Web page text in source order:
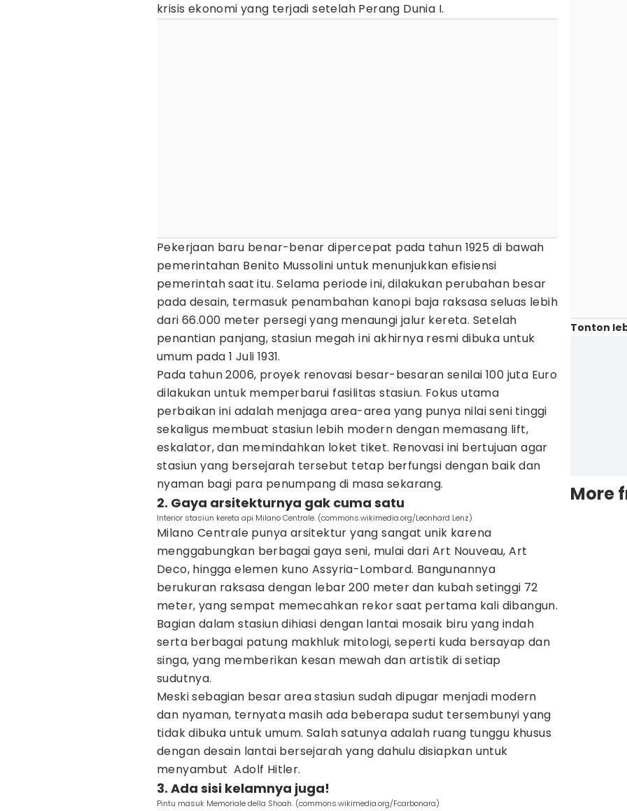
krisis ekonomi yang terjadi setelah Perang Dunia I.
Pekerjaan baru benar-benar dipercepat pada tahun 1925 di bawah
pemerintahan Benito Mussolini untuk menunjukkan efisiensi
pemerintah saat itu. Selama periode ini, dilakukan perubahan besar
pada desain, termasuk penambahan kanopi baja raksasa seluas lebih
dari 66.000 meter persegi yang menaungi jalur kereta. Setelah
penantian panjang, stasiun megah ini akhirnya resmi dibuka untuk
umum pada 1 Juli 1931.
Pada tahun 2006, proyek renovasi besar-besaran senilai 100 juta Euro
dilakukan untuk memperbarui fasilitas stasiun. Fokus utama
perbaikan ini adalah menjaga area-area yang punya nilai seni tinggi
sekaligus membuat stasiun lebih modern dengan memasang lift,
eskalator, dan memindahkan loket tiket. Renovasi ini bertujuan agar
stasiun yang bersejarah tersebut tetap berfungsi dengan baik dan
nyaman bagi para penumpang di masa sekarang.
2. Gaya arsitekturnya gak cuma satu
Interior stasiun kereta api Milano Centrale. (commons.wikimedia.org/Leonhard Lenz)
Milano Centrale punya arsitektur yang sangat unik karena
menggabungkan berbagai gaya seni, mulai dari Art Nouveau, Art
Deco, hingga elemen kuno Assyria-Lombard. Bangunannya
berukuran raksasa dengan lebar 200 meter dan kubah setinggi 72
meter, yang sempat memecahkan rekor saat pertama kali dibangun.
Bagian dalam stasiun dihiasi dengan lantai mosaik biru yang indah
serta berbagai patung makhluk mitologi, seperti kuda bersayap dan
singa, yang memberikan kesan mewah dan artistik di setiap
sudutnya.
Meski sebagian besar area stasiun sudah dipugar menjadi modern
dan nyaman, ternyata masih ada beberapa sudut tersembunyi yang
tidak dibuka untuk umum. Salah satunya adalah ruang tunggu khusus
dengan desain lantai bersejarah yang dahulu disiapkan untuk
menyambut Adolf Hitler.
3. Ada sisi kelamnya juga!
Pintu masuk Memoriale della Shoah. (commons.wikimedia.org/Fcarbonara)
Tonton
More